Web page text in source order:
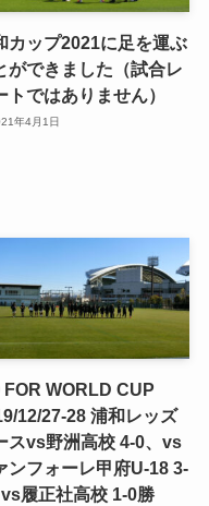
カップ2021に足を運ぶ
ができました（試合レ
トではありません）
年4月1日
FOR WORLD CUP
12/27-28 浦和レッズ
スvs野洲高校 4-0、vs
ンフォーレ甲府U-18 3-
履正社高校 1-0勝